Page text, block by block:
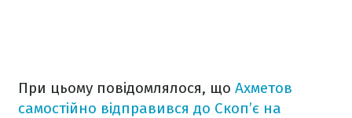
При цьому повідомлялося, що Ахметов
самостійно відправився до Скоп’є на